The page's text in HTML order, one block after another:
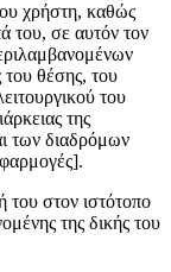
χρήστη, καθώς
του, σε αυτόν τον
του θέσης, του
του
της
των διαδρόμων
του στον ιστότοπο
της δικής του